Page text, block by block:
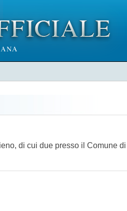
di cui due presso il Comune